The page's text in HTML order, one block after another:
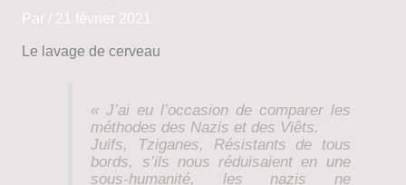
Par / 21 février 2021
Le lavage de cerveau
« J’ai eu l’occasion de comparer les
méthodes des Nazis et des Viêts.
Juifs, Tziganes, Résistants de tous
bords, s’ils nous réduisaient en une
sous-humanité, les nazis ne